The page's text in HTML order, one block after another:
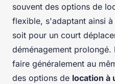
souvent des options de
flexible, s'adaptant ainsi
soit pour un court
déménagement
faire généralement au
des options de location à